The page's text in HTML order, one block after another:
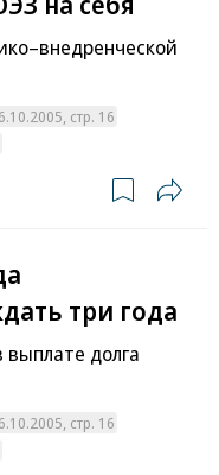
стр. 16
три года
долга
стр. 16